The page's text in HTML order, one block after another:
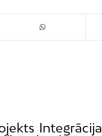
Integrācija